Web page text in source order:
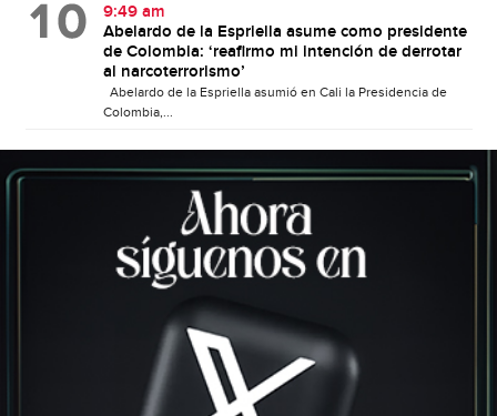
9:49 am
Abelardo de la Espriella asume como presidente
de Colombia: ‘reafirmo mi intención de derrotar
al narcoterrorismo’
Abelardo de la Espriella asumió en Cali la Presidencia de
Colombia,...